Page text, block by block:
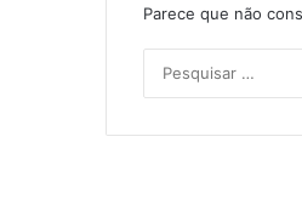
Parece que não